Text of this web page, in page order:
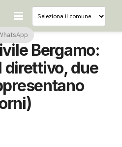
Bergamo:
direttivo, due